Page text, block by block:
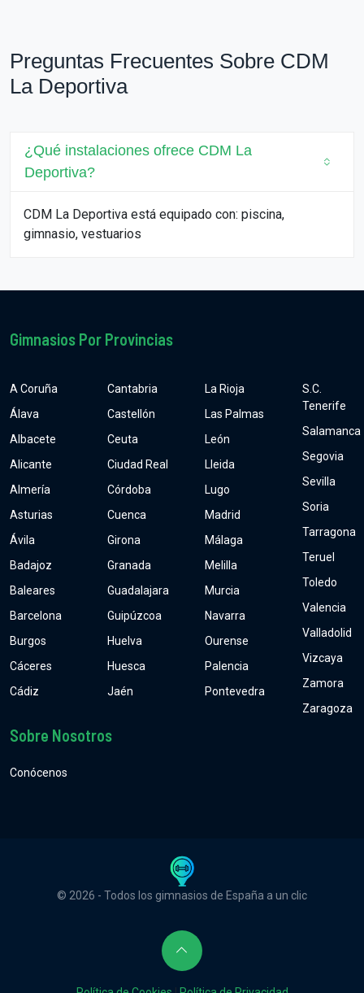
Preguntas Frecuentes Sobre CDM
La Deportiva
¿Qué instalaciones ofrece CDM La
Deportiva?
CDM La Deportiva está equipado con: piscina,
gimnasio, vestuarios
Gimnasios Por Provincias
A Coruña
Álava
Albacete
Alicante
Almería
Asturias
Ávila
Badajoz
Baleares
Barcelona
Burgos
Cáceres
Cádiz
Cantabria
Castellón
Ceuta
Ciudad Real
Córdoba
Cuenca
Girona
Granada
Guadalajara
Guipúzcoa
Huelva
Huesca
Jaén
La Rioja
Las Palmas
León
Lleida
Lugo
Madrid
Málaga
Melilla
Murcia
Navarra
Ourense
Palencia
Pontevedra
S.C.
Tenerife
Salamanca
Segovia
Sevilla
Soria
Tarragona
Teruel
Toledo
Valencia
Valladolid
Vizcaya
Zamora
Zaragoza
Sobre Nosotros
Conócenos
© 2026 - Todos los gimnasios de España a un clic